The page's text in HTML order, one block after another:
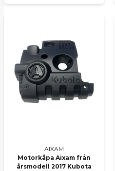
AIXAM
Motorkåpa Aixam från
årsmodell 2017 Kubota